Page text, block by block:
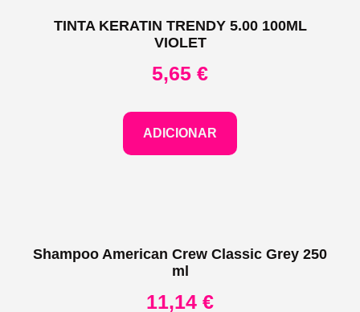
TINTA KERATIN TRENDY 5.00 100ML
VIOLET
5,65 €
ADICIONAR
Shampoo American Crew Classic Grey 250
ml
11,14 €